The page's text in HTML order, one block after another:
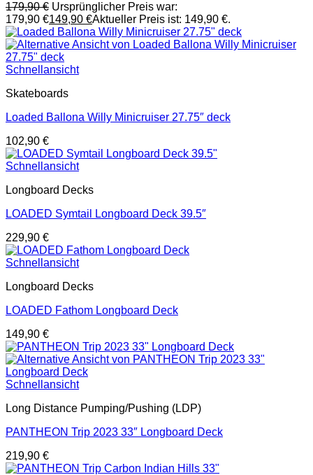
179,90€ Ursprünglicher Preis war:
179,90 €149,90 €Aktueller Preis ist: 149,90 €.
Schnellansicht
Skateboards
Loaded Ballona Willy Minicruiser 27.75″ deck
102,90 €
Schnellansicht
Longboard Decks
LOADED Symtail Longboard Deck 39.5″
229,90 €
Schnellansicht
Longboard Decks
LOADED Fathom Longboard Deck
149,90 €
Schnellansicht
Long Distance Pumping/Pushing (LDP)
PANTHEON Trip 2023 33″ Longboard Deck
219,90 €